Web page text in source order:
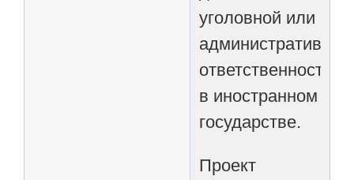
уголовной или
административной
ответственности
в иностранном
государстве.
Проект